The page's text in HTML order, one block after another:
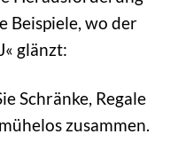
Beispiele, wo der
glänzt:
Schränke, Regale
zusammen.